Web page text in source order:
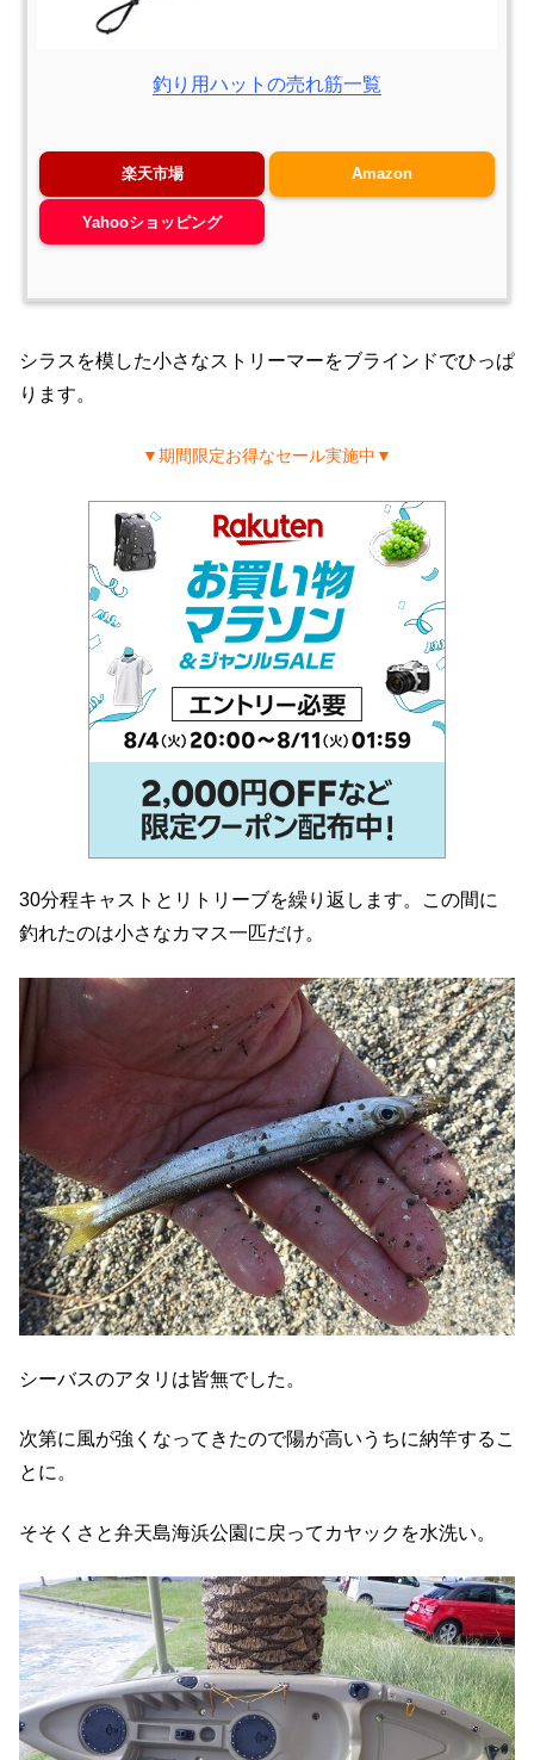
釣り用ハットの売れ筋一覧
楽天市場 Amazon
Yahooショッピング
シラスを模した小さなストリーマーをブラインドでひっぱ
ります。
▼期間限定お得なセール実施中▼
30分程キャストとリトリーブを繰り返します。この間に
釣れたのは小さなカマス一匹だけ。
シーバスのアタリは皆無でした。
次第に風が強くなってきたので陽が高いうちに納竿するこ
とに。
そそくさと弁天島海浜公園に戻ってカヤックを水洗い。